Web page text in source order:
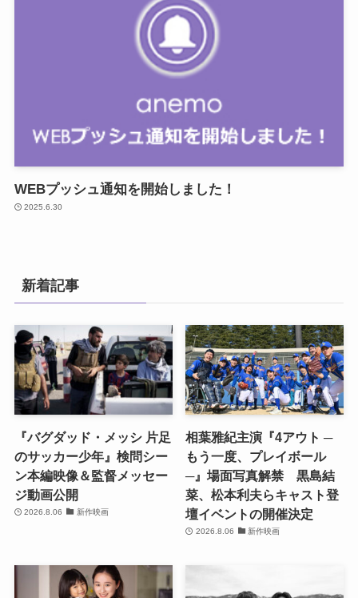
WEBプッシュ通知を開始しました！
2025.6.30
新着記事
『バグダッド・メッシ 片足
のサッカー少年』検問シー
ン本編映像＆監督メッセー
ジ動画公開
2026.8.06 新作映画
相葉雅紀主演『4アウト ─
もう一度、プレイボール
─』場面写真解禁 黒島結
菜、松本利夫らキャスト登
壇イベントの開催決定
2026.8.06 新作映画